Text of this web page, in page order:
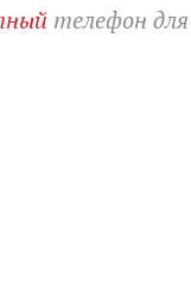
телефон